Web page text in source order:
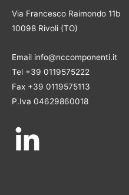
Via Francesco Raimondo 11b
10098 Rivoli (TO)
Email info@nccomponenti.it
Tel +39 0119575222
Fax +39 0119575113
P.Iva 04629860018